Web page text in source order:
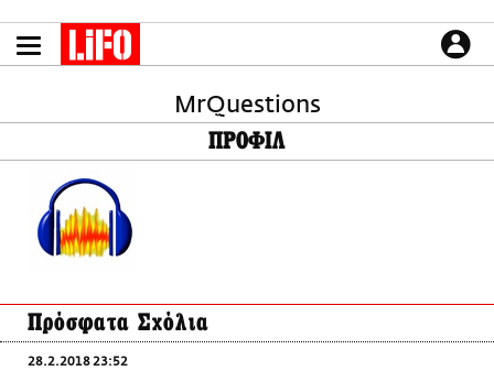
το
περιεχόμενο
LIFO SHOP
CULTURE
ΤΡΟΠΟΣ ΖΩΗΣ
PODCASTS
Plus
MrQuestions
ΠΡΟΦΙΛ
Πρόσφατα Σχόλια
28.2.2018 23:52